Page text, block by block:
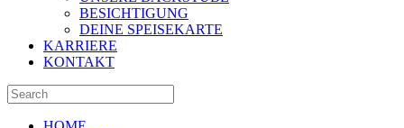
BESICHTIGUNG
DEINE SPEISEKARTE
KARRIERE
KONTAKT